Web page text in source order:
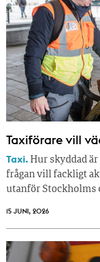
Taxiförare vill
Taxi. Hur skyddad
frågan vill fackligt
utanför Stockholms
15 JUNI, 2026